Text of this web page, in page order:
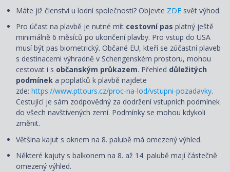
Máte již členství u lodní společnosti? Objevte ZDE svět výhod.
Pro účast na plavbě je nutné mít cestovní pas platný ještě
minimálně 6 měsíců po ukončení plavby. Pro vstup do USA
musí být pas biometrický. Občané EU, kteří se zúčastní plaveb
s destinacemi výhradně v Schengenském prostoru, mohou
cestovat i s občanským průkazem. Přehled důležitých
podmínek a poplatků k plavbě najdete
zde: https://www.pttours.cz/proc-na-lod/vstupni-pozadavky.
Cestující je sám zodpovědný za dodržení vstupních podmínek
do všech navštívených zemí. Podmínky se mohou kdykoli
změnit.
Většina kajut s oknem na 8. palubě má omezený výhled.
Některé kajuty s balkonem na 8. až 14. palubě mají částečně
omezený výhled.